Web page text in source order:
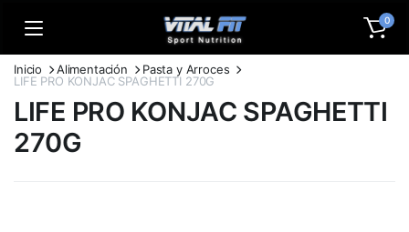
0
Inicio Alimentación
Pasta y Arroces
LIFE PRO KONJAC SPAGHETTI 270G
LIFE PRO KONJAC SPAGHETTI
270G